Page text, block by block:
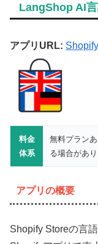
LangShop AI
アプリURL:
料金
体系
無料プラン
る場合があり
アプリの概要
Shopify Storeの言